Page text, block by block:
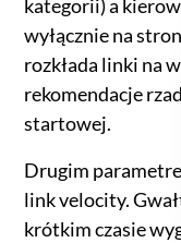
kategorii) a
wyłącznie na
rozkłada linki na
rekomendacje
startowej.
Drugim
link velocity.
krótkim czasie